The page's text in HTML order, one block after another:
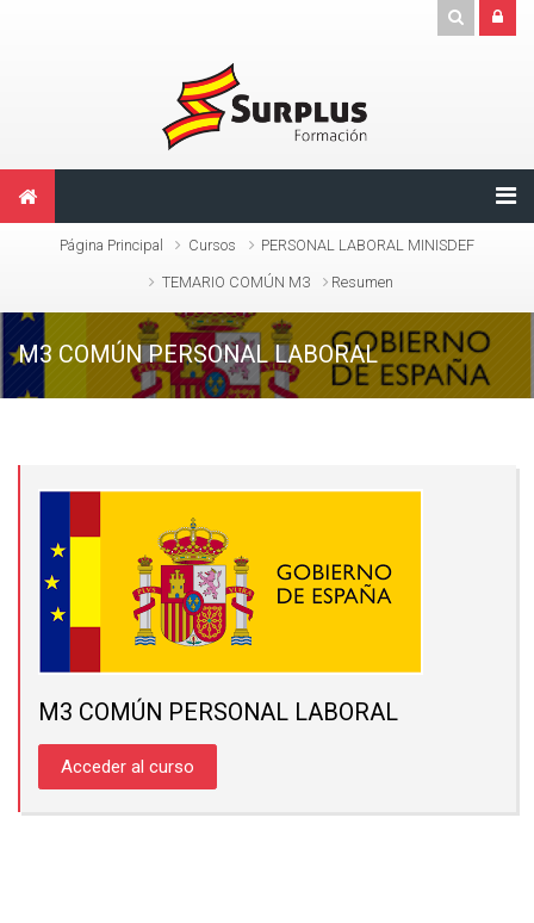
Página Principal Cursos PERSONAL LABORAL MINISDEF
TEMARIO COMÚN M3 Resumen
M3 COMÚN PERSONAL LABORAL
M3 COMÚN PERSONAL LABORAL
Acceder al curso